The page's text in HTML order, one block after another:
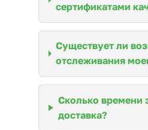
сертификатами
Существует ли
отслеживания
Сколько времени
доставка?